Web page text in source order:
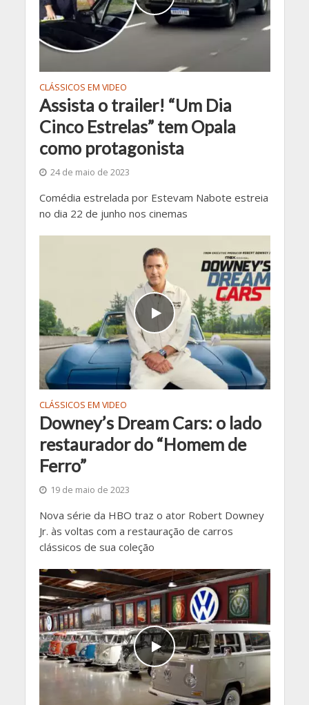
CLÁSSICOS EM VIDEO
Assista o trailer! “Um Dia
Cinco Estrelas” tem Opala
como protagonista
24 de maio de 2023
Comédia estrelada por Estevam Nabote estreia
no dia 22 de junho nos cinemas
CLÁSSICOS EM VIDEO
Downey’s Dream Cars: o lado
restaurador do “Homem de
Ferro”
19 de maio de 2023
Nova série da HBO traz o ator Robert Downey
Jr. às voltas com a restauração de carros
clássicos de sua coleção